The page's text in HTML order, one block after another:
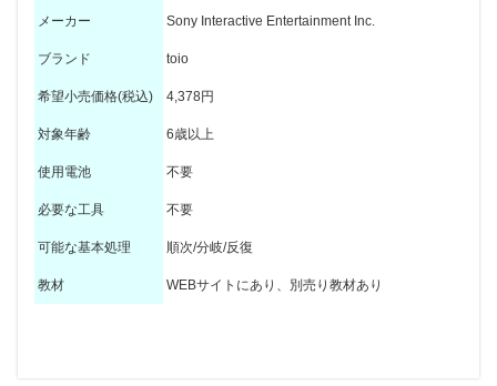
メーカー Sony Interactive Entertainment Inc.
ブランド toio
希望小売価格(税込) 4,378円
対象年齢 6歳以上
使用電池 不要
必要な工具 不要
可能な基本処理 順次/分岐/反復
教材 WEBサイトにあり、別売り教材あり